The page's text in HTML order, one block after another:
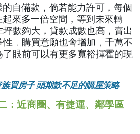
自備款，倘若能力許可，每個
起來多一倍空間，等到未來轉
數夠大，貸款成數也高，賣出
，購買意願也會增加，千萬不
眼前可以有更多寬裕揮霍的現
買房子 頭期款不足的購屋策略
：近商圈、有捷運、鄰學區